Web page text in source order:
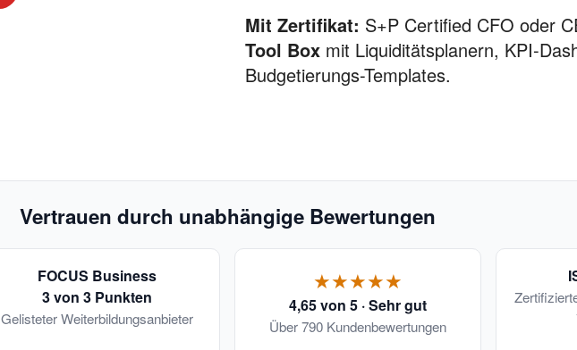
Mit Zertifikat: S+P Certified CFO oder
Tool Box mit Liquiditätsplanern, KPI-
Budgetierungs-Templates.
Vertrauen durch unabhängige Bewertungen
FOCUS Business
3 von 3 Punkten
Gelisteter Weiterbildungsanbieter
★★★★★
4,65 von 5 · Sehr gut
Über 790 Kundenbewertungen